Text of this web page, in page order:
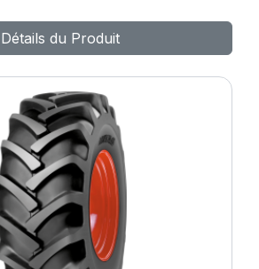
Détails du Produit